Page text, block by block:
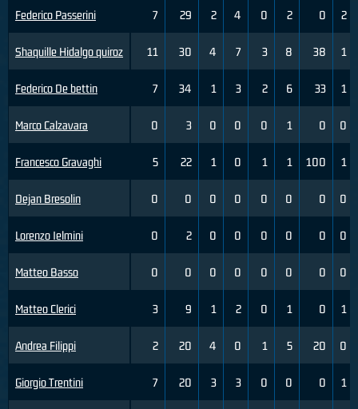
Federico Passerini
Shaquille Hidalgo quiroz
Federico De bettin
Marco Calzavara
Francesco Gravaghi
Dejan Bresolin
Lorenzo Ielmini
Matteo Basso
Matteo Clerici
Andrea Filippi
Giorgio Trentini
7 29 2 4 0 2 0 2
11 30 4 7 3 8 38 1
7 34 1 3 2 6 33 1
0 3 0 0 0 1 0 0
5 22 1 0 1 1 100 1
0 0 0 0 0 0 0 0
0 2 0 0 0 0 0 0
0 0 0 0 0 0 0 0
3 9 1 2 0 1 0 1
2 20 4 0 1 5 20 0
7 20 3 3 0 0 0 1